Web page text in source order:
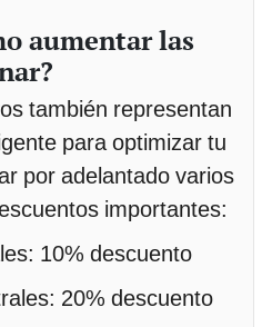
aumentar las
también representan
para optimizar tu
por adelantado varios
importantes:
10% descuento
20% descuento